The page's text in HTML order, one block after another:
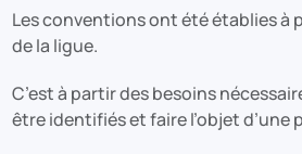
Les conventions ont été établies à
de la ligue.
C’est à partir des besoins
être identifiés et faire l’objet